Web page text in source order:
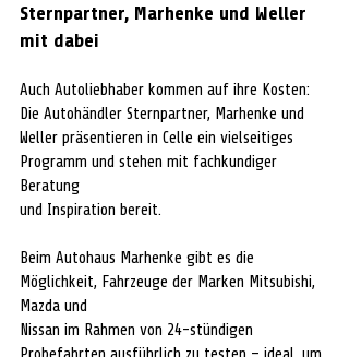
Sternpartner, Marhenke und Weller
mit dabei
Auch Autoliebhaber kommen auf ihre Kosten:
Die Autohändler Sternpartner, Marhenke und
Weller präsentieren in Celle ein vielseitiges
Programm und stehen mit fachkundiger
Beratung
und Inspiration bereit.
Beim Autohaus Marhenke gibt es die
Möglichkeit, Fahrzeuge der Marken Mitsubishi,
Mazda und
Nissan im Rahmen von 24-stündigen